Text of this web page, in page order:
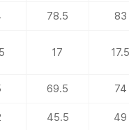
78.5 83
17 17.5
69.5 74
45.5 49